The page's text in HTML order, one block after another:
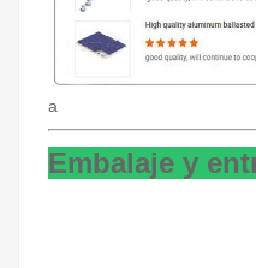
a
Embalaje y